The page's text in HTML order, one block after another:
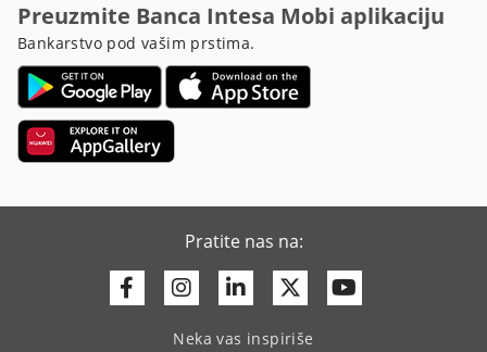
Preuzmite Banca Intesa Mobi aplikaciju
Bankarstvo pod vašim prstima.
Pratite nas na:
FacebookInstagram
LinkedinTwitter
Neka vas inspiriše